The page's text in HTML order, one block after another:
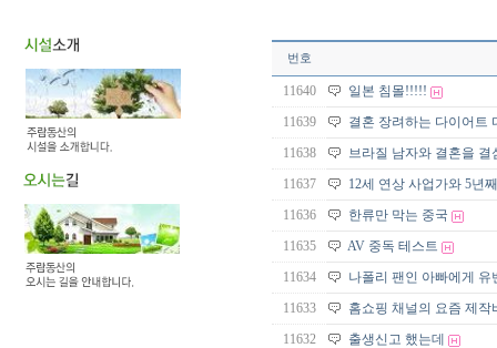
번호
11640
일본 침몰!!!!!
11639
결혼 장려하는 다이어트
11638
브라질 남자와 결혼을 결
11637
12세 연상 사업가와 5년
11636
한류만 막는 중국
11635
AV 중독 테스트
11634
나폴리 팬인 아빠에게 유
11633
홈쇼핑 채널의 요즘 제작
11632
출생신고 했는데